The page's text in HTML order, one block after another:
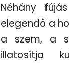
Néhány
elegendő a
a szem, a
illatosítja